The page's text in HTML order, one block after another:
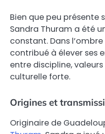
Bien que peu présente
Sandra Thuram a été
constant. Dans
contribué à élever ses
entre discipline,
culturelle forte.
Origines et
Originaire de